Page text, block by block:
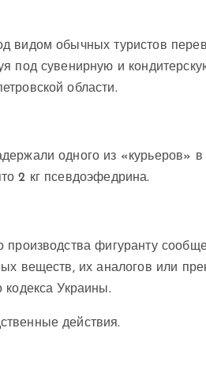
видом обычных туристов
под сувенирную и
области.
одного из «курьеров»
2 кг псевдоэфедрина.
производства фигуранту
веществ, их аналогов или
кодекса Украины.
действия.